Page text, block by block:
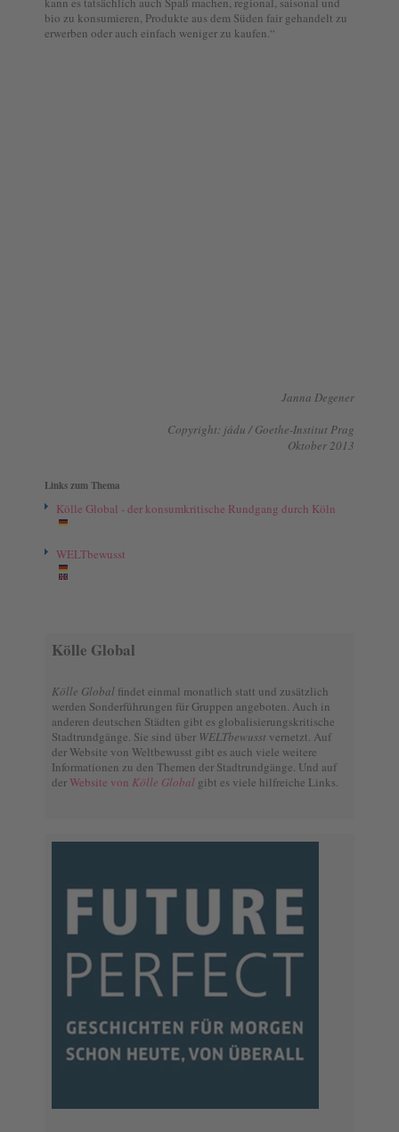
bio zu konsumieren, Produkte aus dem Süden fair gehandelt zu
erwerben oder auch einfach weniger zu kaufen.“
Janna Degener
Copyright: jádu / Goethe-Institut Prag
Oktober 2013
Links zum Thema
Kölle Global - der konsumkritische Rundgang durch Köln
WELTbewusst
Kölle Global
Kölle Global findet einmal monatlich statt und zusätzlich
werden Sonderführungen für Gruppen angeboten. Auch in
anderen deutschen Städten gibt es globalisierungskritische
Stadtrundgänge. Sie sind über WELTbewusst vernetzt. Auf
der Website von Weltbewusst gibt es auch viele weitere
Informationen zu den Themen der Stadtrundgänge. Und auf
derWebsite von Kölle Global gibt es viele hilfreiche Links.